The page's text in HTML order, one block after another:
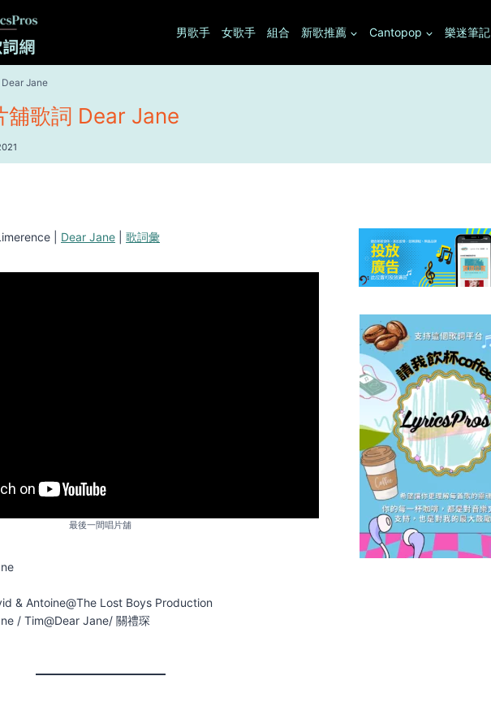
男歌手 女歌手 組合 新歌推薦 Cantopop 樂迷筆記
Jane
舖歌詞 Dear Jane
| Dear Jane 歌詞彙
最後一間唱片舖
& Antoine@The Lost Boys Production
/ Tim@Dear Jane/ 關禮琛